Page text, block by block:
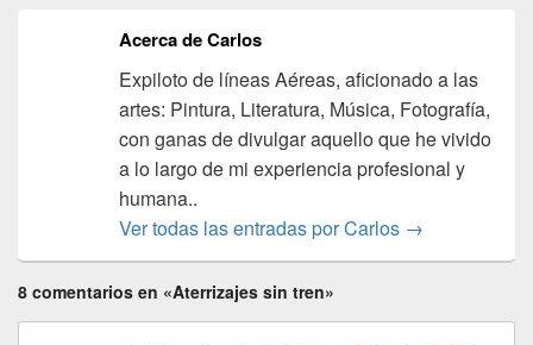
Acerca de Carlos
Expiloto de líneas Aéreas, aficionado a las
artes: Pintura, Literatura, Música, Fotografía,
con ganas de divulgar aquello que he vivido
a lo largo de mi experiencia profesional y
humana..
Ver todas las entradas por Carlos →
8 comentarios en «Aterrizajes sin tren»